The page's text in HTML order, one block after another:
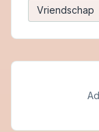
Vriendschap